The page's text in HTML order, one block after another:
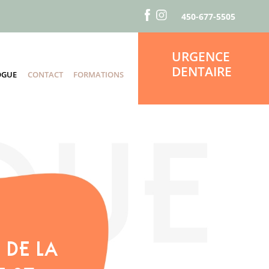
450-677-5505
CONTACT FORMATIONS
URGENCE
DENTAIRE
DE LA